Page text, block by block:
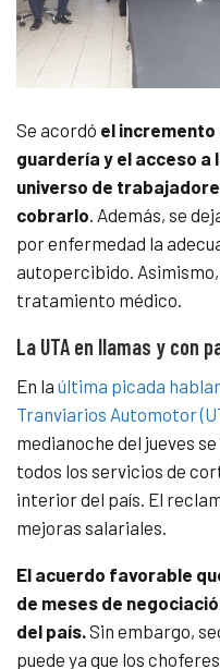
Se acordó el
guardería y el acceso a
universo de
cobrarlo. Además, se
por enfermedad la
autopercibido.
tratamiento médico.
La UTA en llamas y con
En la última picada
Tranviarios Automotor
medianoche del jueves
todos los servicios de
interior del país. El
mejoras salariales.
El acuerdo favorable
de meses de
del país.Sin embargo,
puede ya que los